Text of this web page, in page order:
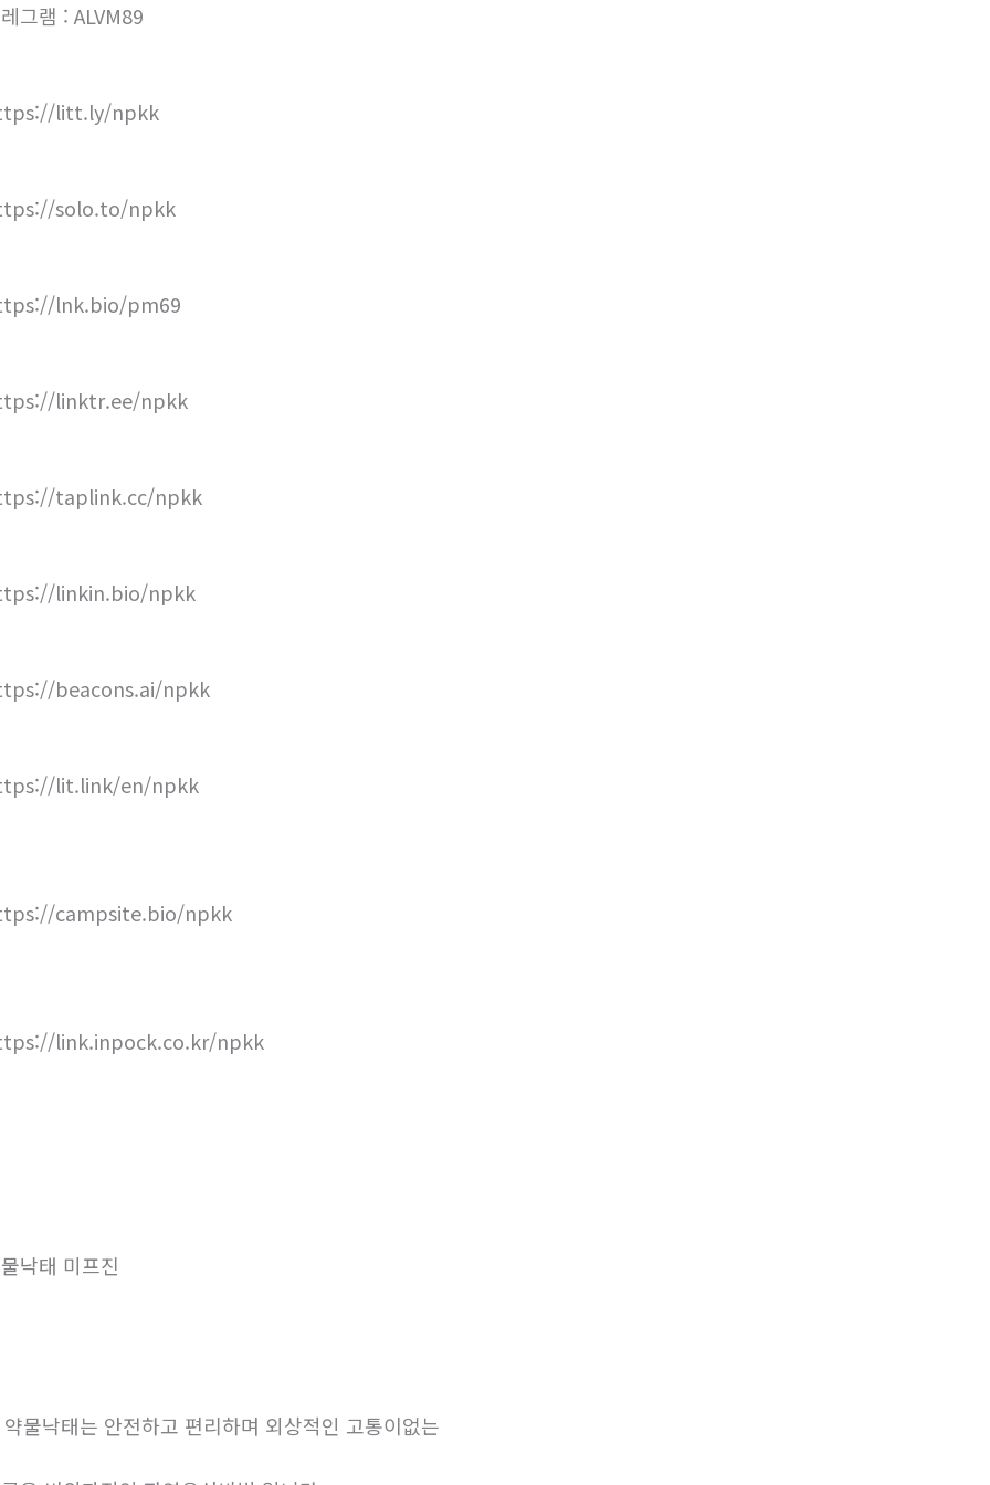
그램 : ALVM89
litt.ly/npkk
solo.to/npkk
lnk.bio/pm69
linktr.ee/npkk
taplink.cc/npkk
linkin.bio/npkk
beacons.ai/npkk
lit.link/en/npkk
campsite.bio/npkk
link.inpock.co.kr/npkk
낙태 미프진
물낙태는 안전하고 편리하며 외상적인 고통이없는